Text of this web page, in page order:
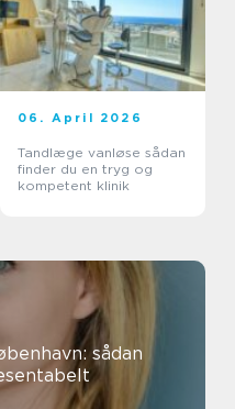
06. April 2026
Tandlæge vanløse sådan
finder du en tryg og
kompetent klinik
sådan